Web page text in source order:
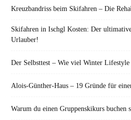
Kreuzbandriss beim Skifahren – Die
Skifahren in Ischgl Kosten: Der
Urlauber!
Der Selbsttest – Wie viel Winter Lifestyle
Alois-Günther-Haus – 19 Gründe für
Warum du einen Gruppenskikurs buchen